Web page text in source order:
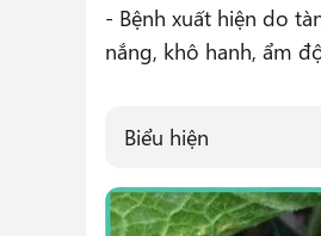
- Bệnh xuất hiện do
nắng, khô hanh, ẩm
Biểu hiện